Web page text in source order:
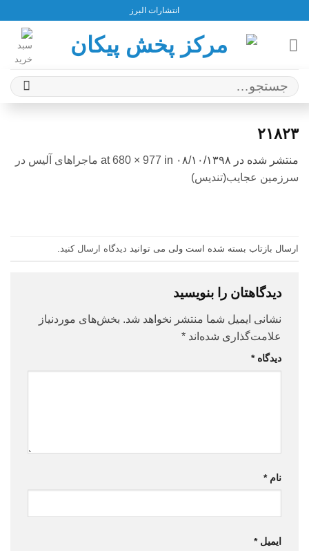
content
انتشارات البرز
جستجو
برای:
۲۱۸۲۳
منتشر شده در ۰۸/۱۰/۱۳۹۸ 680 × 977 in
ماجراهای آلیس در
سرزمین عجایب(تندیس)
ارسال بازتاب بسته شده است ولی می توانید دیدگاه ارسال کنید
دیدگاهتان را بنویسید
نشانی ایمیل شما منتشر نخواهد شد. بخش‌های موردنیاز
علامت‌گذاری شده‌اند *
دیدگاه*
نام*
ایمیل*